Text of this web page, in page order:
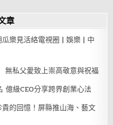
章
樂見活絡電視圈 | 娛樂 | 中
私父愛致上崇高敬意與祝福
級CEO分享跨界創業心法
的回憶！屏縣推山海、藝文